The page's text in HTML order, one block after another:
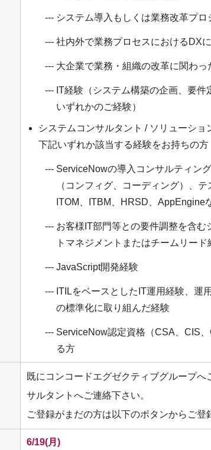
システム導入もしくは業務改革プ
社内外で業務プロセスにおけるDX
大企業で業務・組織の改革に関わっ
IT経験（システム構築の企画、要
いずれかのご経験）
システムコンサルタント / ソリューシ
下記いずれか該当する経験をお持ちの方
ServiceNowの導入コンサルティン
（コンフィグ、コーディング）、
ITOM、ITBM、HRSD、AppEngine
お客様IT部門等との要件調整を含む
トマネジメントまたはチームリード
JavaScript開発経験
ITILをベースとしたIT運用経験、運
の標準化に取り組んだ経験
ServiceNow認定資格（CSA、CIS
る方
既にコンコードエグゼクティブグループへ
サルタントへご連絡下さい。
ご登録がまだの方は以下のボタンからご登
6/19(月)